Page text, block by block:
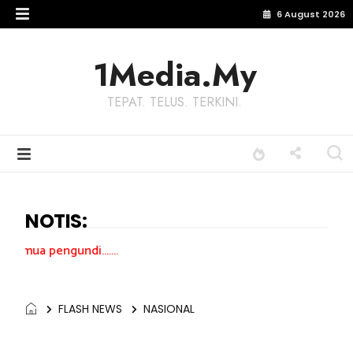
6 August 2026
1Media.My
TEPAT. TELUS. TERKINI.
NOTIS:
FLASH NEWS NASIONAL